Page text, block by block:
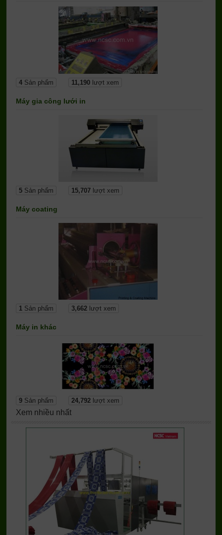
4Sản phẩm 11,190lượt xem
Máy gia công lưới in
5Sản phẩm 15,707lượt xem
Máy coating
1Sản phẩm 3,662lượt xem
Máy in khác
9Sản phẩm 24,792lượt xem
Xem nhiều nhất